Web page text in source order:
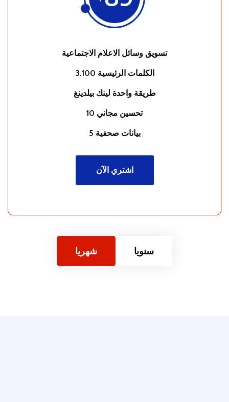
تسويق وسائل الاعلام الاجتماعية
3.100 الكلمات الرئيسية
طريقة واحدة لينك بيلدينغ
10 تحسين مجاني
5 بيانات صحفية
اشتري الآن
شهريا سنويا